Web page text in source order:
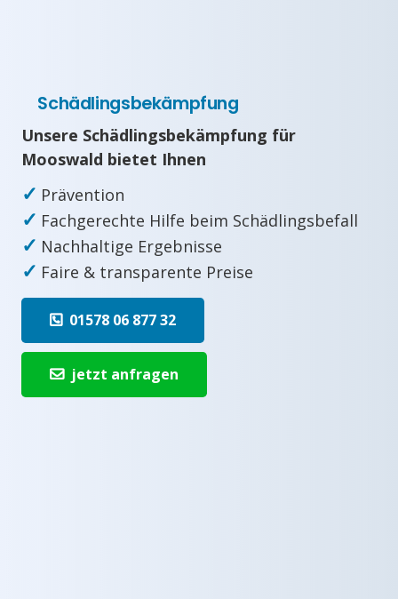
Schädlingsbekämpfung
Unsere Schädlingsbekämpfung für
Mooswald bietet Ihnen
✓ Prävention
✓ Fachgerechte Hilfe beim Schädlingsbefall
✓ Nachhaltige Ergebnisse
✓ Faire & transparente Preise
01578 06 877 32
jetzt anfragen